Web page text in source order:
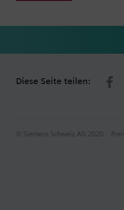
Diese Seite teilen:
© Siemens Schweiz AG 2020